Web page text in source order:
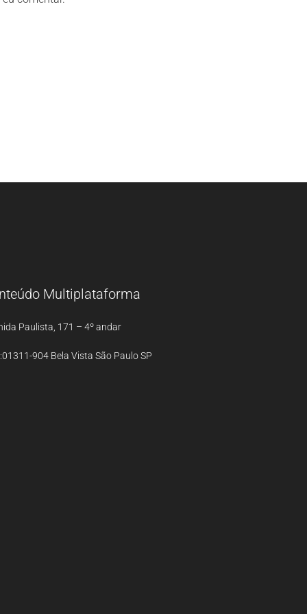
Multiplataforma
Paulista, 171 – 4º andar
904 Bela Vista São Paulo SP